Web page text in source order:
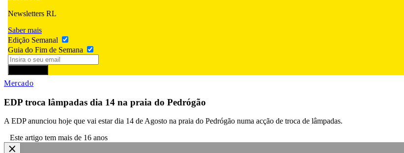
Newsletters RL
Saber mais
Edição Semanal
Guia do Fim de Semana
Mercado
EDP troca lâmpadas dia 14 na praia do Pedrógão
A EDP anunciou hoje que vai estar dia 14 de Agosto na praia do Pedrógão numa acção de troca de lâmpadas.
Este artigo tem mais de 16 anos